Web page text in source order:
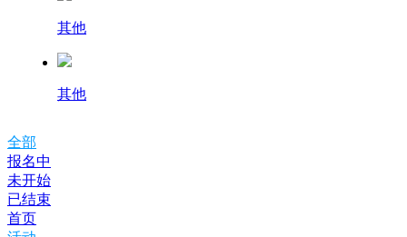
其他
其他
全部
报名中
未开始
已结束
首页